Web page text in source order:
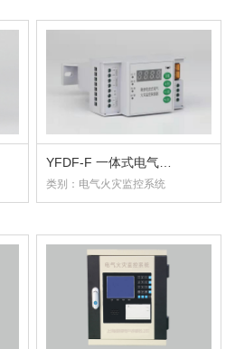
YFDF-F 一体式电气…
类别：电气火灾监控系统